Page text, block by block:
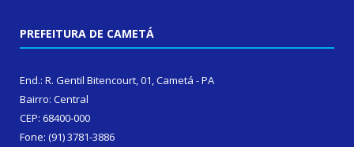
PREFEITURA DE CAMETÁ
End.: R. Gentil Bitencourt, 01, Cametá - PA
Bairro: Central
CEP: 68400-000
Fone: (91) 3781-3886